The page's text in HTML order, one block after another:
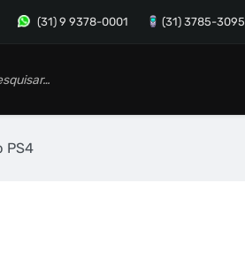
(31) 9 9378-0001 (31) 3785-3095
PS4